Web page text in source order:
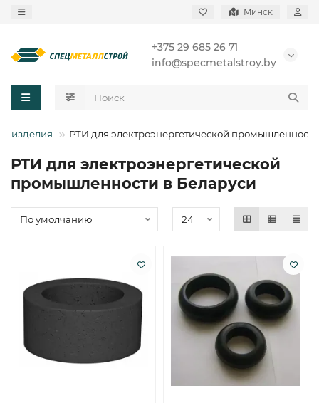
Минск
+375 29 685 26 71
info@specmetalstroy.by
изделия РТИ для электроэнергетической промышленности
РТИ для электроэнергетической
промышленности в Беларуси